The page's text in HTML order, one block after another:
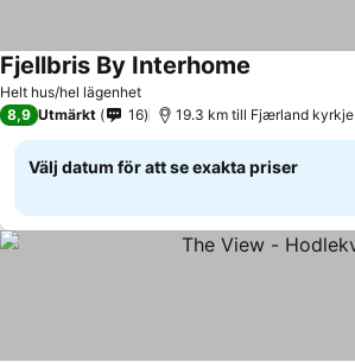
Helt hus/hel lägenhet
Fjellbris By Interhome
8,9 Utmärkt 16 19.3 km till Fjærland kyrkje
Välj datum för att se exakta priser